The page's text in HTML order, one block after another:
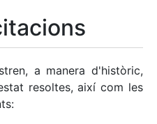
a manera d'històric,
resoltes, així com les